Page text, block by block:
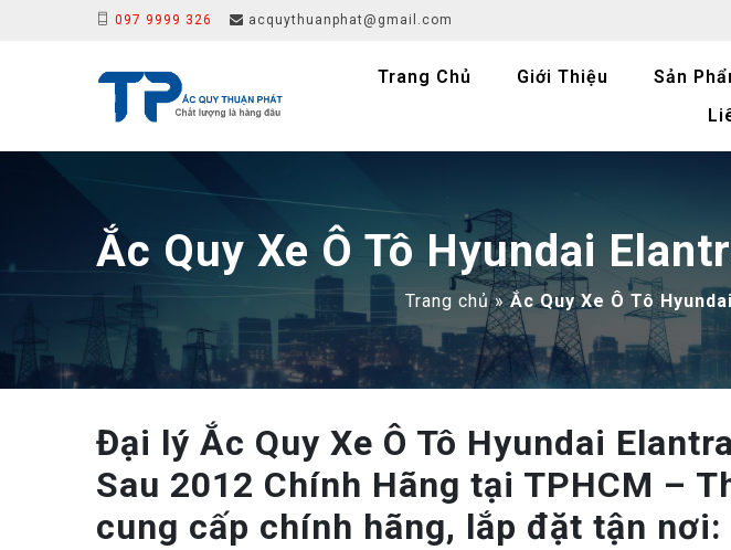
097 9999 326 acquythuanphat@gmail.com
Trang Chủ Giới Thiệu Sản
Ắc Quy Xe Ô Tô Hyundai
Trang chủ»Ắc Quy Xe Ô Tô
Đại lý Ắc Quy Xe Ô Tô Hyundai
Sau 2012 Chính Hãng tại TPHCM –
cung cấp chính hãng, lắp đặt tận nơi: